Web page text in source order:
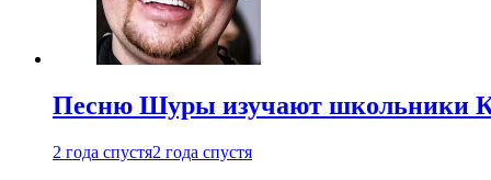
Песню Шуры изучают школьники
2 года спустя2 года спустя